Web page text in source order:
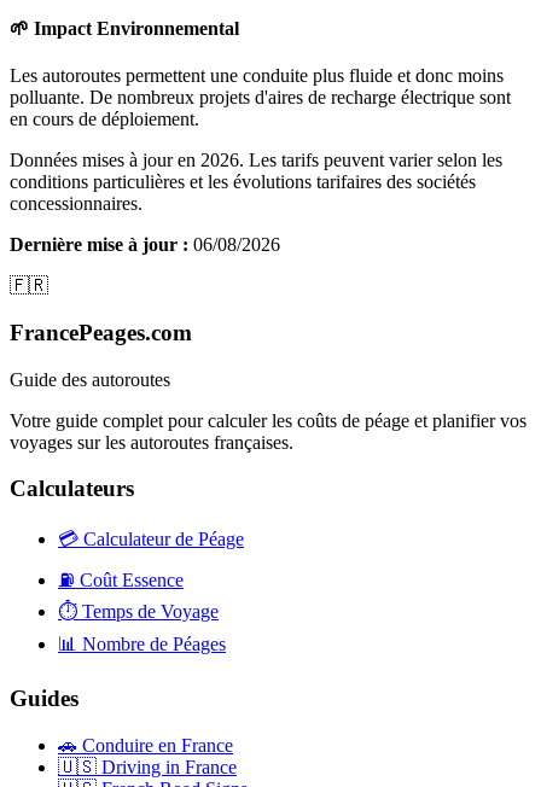
🌱 Impact Environnemental
Les autoroutes permettent une conduite plus fluide et donc moins
polluante. De nombreux projets d'aires de recharge électrique sont
en cours de déploiement.
Données mises à jour en 2026. Les tarifs peuvent varier selon les
conditions particulières et les évolutions tarifaires des sociétés
concessionnaires.
Dernière mise à jour : 06/08/2026
🇫🇷
FrancePeages.com
Guide des autoroutes
Votre guide complet pour calculer les coûts de péage et planifier vos
voyages sur les autoroutes françaises.
Calculateurs
💳 Calculateur de Péage
⛽ Coût Essence
⏱️ Temps de Voyage
📊 Nombre de Péages
Guides
🚗 Conduire en France
🇺🇸 Driving in France